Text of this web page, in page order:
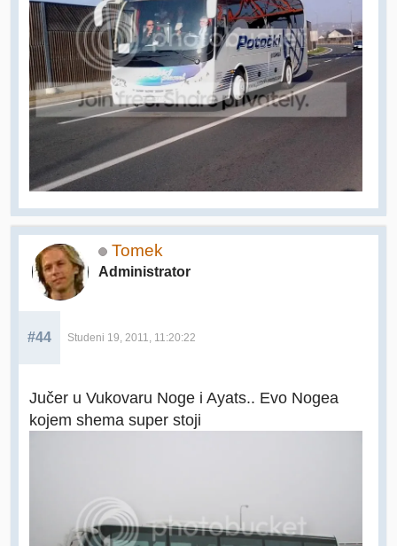
Tomek
Administrator
#44 Studeni 19, 2011, 11:20:22
Jučer u Vukovaru Noge i Ayats.. Evo Nogea
kojem shema super stoji